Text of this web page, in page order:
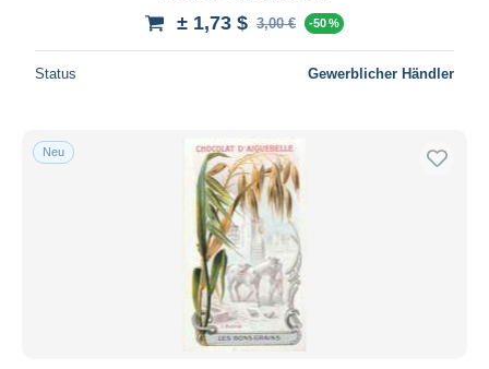
± 1,73 $ 3,00 € -50 %
Status Gewerblicher Händler
Neu